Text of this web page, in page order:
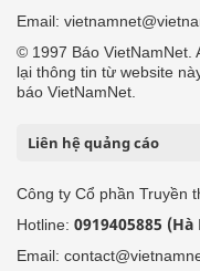
Email:
© 1997 Báo VietNamNet.
lại thông tin từ website
báo VietNamNet.
Liên hệ quảng cáo
Công ty Cổ phần Truyền
Hotline: 0919405885 (Hà
Email: